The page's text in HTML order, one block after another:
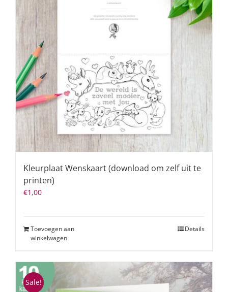
Kleurplaat Wenskaart (download om zelf uit te
printen)
€1,00
Toevoegen aan
winkelwagen
Details
Sale!